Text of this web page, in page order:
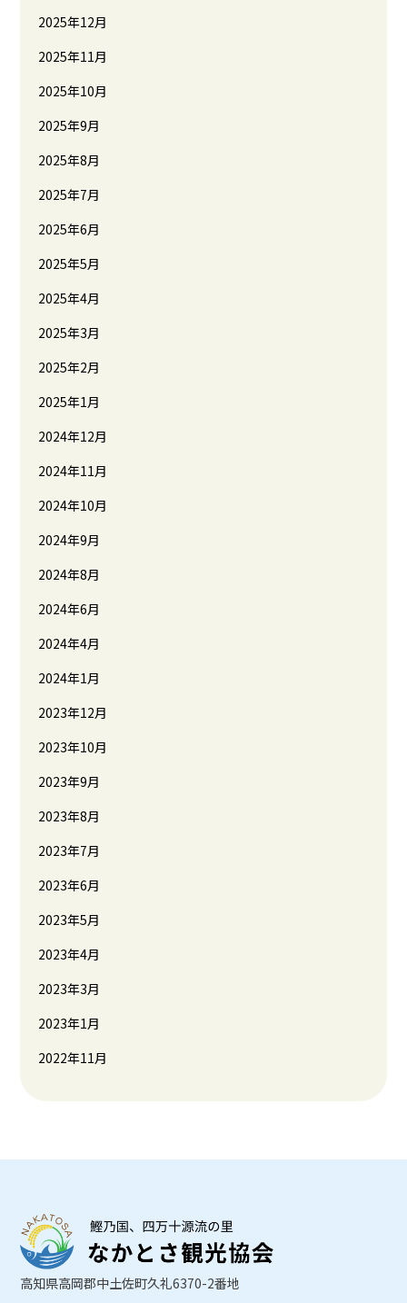
2025年12月
2025年11月
2025年10月
2025年9月
2025年8月
2025年7月
2025年6月
2025年5月
2025年4月
2025年3月
2025年2月
2025年1月
2024年12月
2024年11月
2024年10月
2024年9月
2024年8月
2024年6月
2024年4月
2024年1月
2023年12月
2023年10月
2023年9月
2023年8月
2023年7月
2023年6月
2023年5月
2023年4月
2023年3月
2023年1月
2022年11月
高知県高岡郡中土佐町久礼6370-2番地